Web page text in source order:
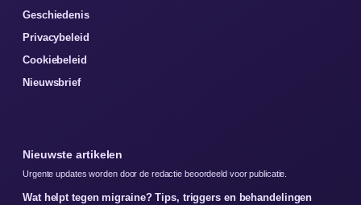
Geschiedenis
Privacybeleid
Cookiebeleid
Nieuwsbrief
Nieuwste artikelen
Urgente updates worden door de redactie beoordeeld voor publicatie.
Wat helpt tegen migraine? Tips, triggers en behandelingen